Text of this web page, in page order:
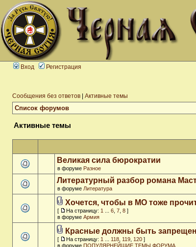
Вход Регистрация
Сообщения без ответов Активные темы
Список форумов
Активные темы
Великая сила бюрократии
в форуме Разное
Литературный разбор романа
в форуме Литература
Хочется, чтобы в МО тоже
[ На страницу: 1 6 7 8 ]
в форуме Армия
Красные должны быть
[ На страницу: 1 118 119 120 ]
в форуме ПОПУЛЯРНЕЙШИЕ ТЕМЫ ФОРУМА